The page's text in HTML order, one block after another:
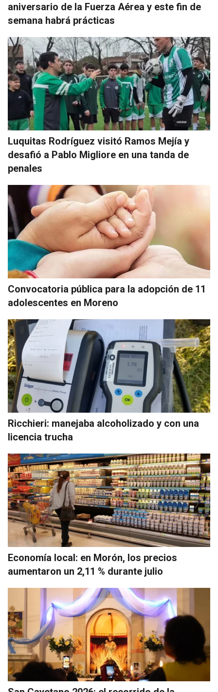
aniversario de la Fuerza Aérea y este fin de
semana habrá prácticas
Luquitas Rodríguez visitó Ramos Mejía y
desafió a Pablo Migliore en una tanda de
penales
Convocatoria pública para la adopción de 11
adolescentes en Moreno
Ricchieri: manejaba alcoholizado y con una
licencia trucha
Economía local: en Morón, los precios
aumentaron un 2,11 % durante julio